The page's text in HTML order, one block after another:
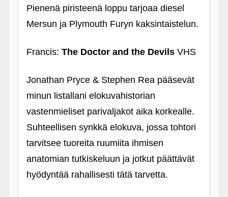
Pienenä piristeenä loppu tarjoaa diesel
Mersun ja Plymouth Furyn kaksintaistelun.
Francis: The Doctor and the Devils VHS
Jonathan Pryce & Stephen Rea pääsevät
minun listallani elokuvahistorian
vastenmieliset parivaljakot aika korkealle.
Suhteellisen synkkä elokuva, jossa tohtori
tarvitsee tuoreita ruumiita ihmisen
anatomian tutkiskeluun ja jotkut päättävät
hyödyntää rahallisesti tätä tarvetta.